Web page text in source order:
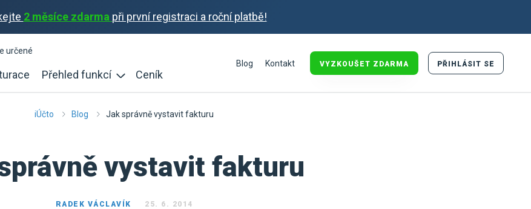
2 měsíce zdarma při první registraci a roční platbě!
Přehled funkcí Ceník
určené
Blog
Kontakt VYZKOUŠET ZDARMA PŘIHLÁSIT SE
iÚčto Blog Jak správně vystavit fakturu
vystavit fakturu
RADEK VÁCLAVÍK 25. 6. 2014